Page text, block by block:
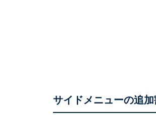
サイドメニューの追